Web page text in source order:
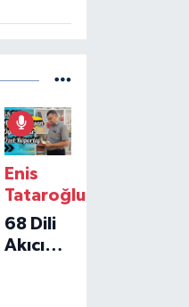
Enis
Tataroğlu
68 Dili
Akıcı